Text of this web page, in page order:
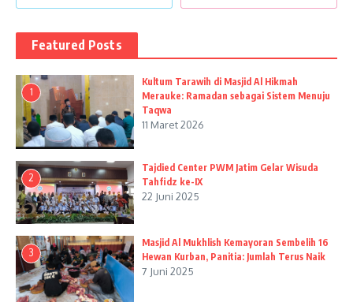
Featured Posts
1
Kultum Tarawih di Masjid Al Hikmah
Merauke: Ramadan sebagai Sistem Menuju
Taqwa
11 Maret 2026
2
Tajdied Center PWM Jatim Gelar Wisuda
Tahfidz ke-IX
22 Juni 2025
3
Masjid Al Mukhlish Kemayoran Sembelih 16
Hewan Kurban, Panitia: Jumlah Terus Naik
7 Juni 2025